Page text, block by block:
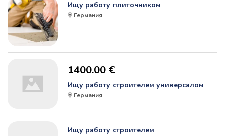
Ищу работу плиточником
Германия
1400.00 €
Ищу работу строителем универсалом
Германия
Ищу работу строителем